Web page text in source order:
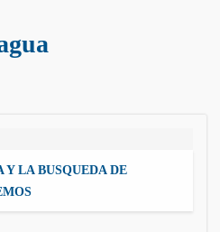
LA BUSQUEDA DE